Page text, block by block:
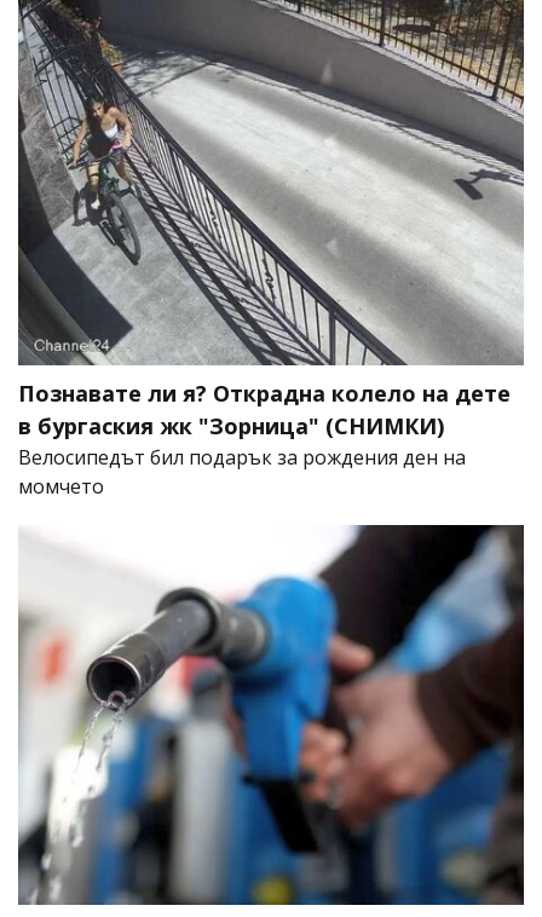
Познавате ли я? Открадна колело на дете
в бургаския жк "Зорница" (СНИМКИ)
Велосипедът бил подарък за рождения ден на
момчето